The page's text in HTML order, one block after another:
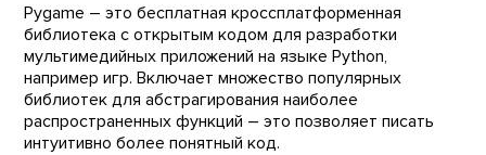
Pygame – это бесплатная кроссплатформенная
библиотека с открытым кодом для разработки
мультимедийных приложений на языке Python,
например игр. Включает множество популярных
библиотек для абстрагирования наиболее
распространенных функций – это позволяет писать
интуитивно более понятный код.